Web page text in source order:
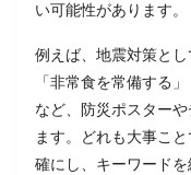
い可能性があります。
例えば、地震対策とし
「非常食を常備する
など、防災ポスター
ます。どれも大事こ
確にし、キーワードを